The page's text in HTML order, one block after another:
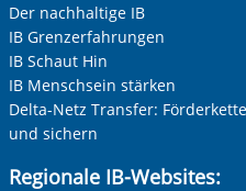
Der nachhaltige IB
IB Grenzerfahrungen
IB Schaut Hin
IB Menschsein stärken
Delta-Netz Transfer:
und sichern
Regionale IB-Websites: